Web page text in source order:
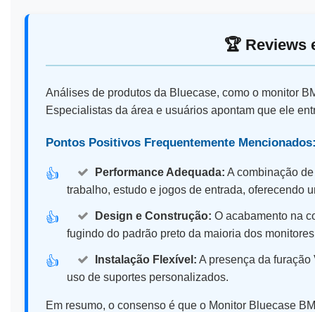
🏆 Reviews
Análises de produtos da Bluecase, como o monitor
Especialistas da área e usuários apontam que ele
Pontos Positivos Frequentemente
👍️ Performance Adequada: A combinação
trabalho, estudo e jogos de entrada, oferecendo
👍️ Design e Construção: O acabamento na
fugindo do padrão preto da maioria dos
👍️ Instalação Flexível: A presença da
uso de suportes personalizados.
Em resumo, o consenso é que o Monitor Bluecase